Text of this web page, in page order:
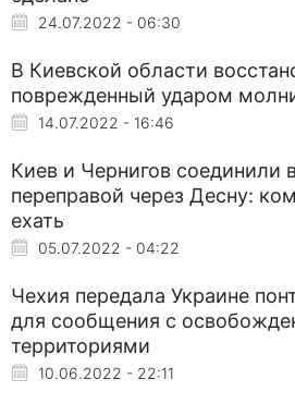
24.07.2022 - 06:30
В Киевской области
поврежденный ударом
14.07.2022 - 16:46
Киев и Чернигов соединили
переправой через Десну:
ехать
05.07.2022 - 04:22
Чехия передала Украине
для сообщения с
территориями
10.06.2022 - 22:11